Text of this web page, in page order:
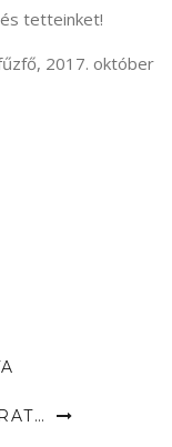
és tetteinket!
2017. október